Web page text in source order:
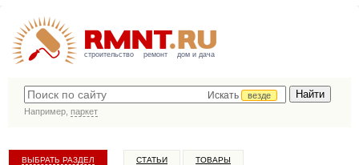
строительство ремонт дом и дача
Искать
везде
Например, паркет
ВЫБРАТЬ РАЗДЕЛ СТАТЬИ ТОВАРЫ